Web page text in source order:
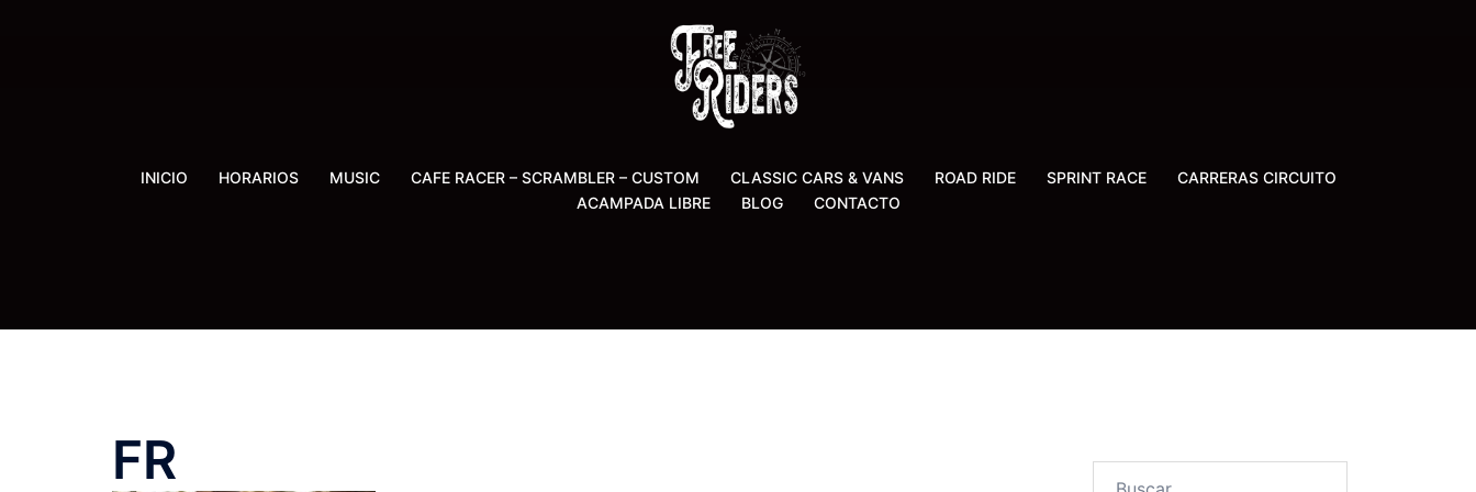
INICIO HORARIOS MUSIC CAFE RACER – SCRAMBLER – CUSTOM CLASSIC CARS & VANS ROAD RIDE SPRINT RACE
CARRERAS CIRCUITO
ACAMPADA LIBRE
BLOG CONTACTO
FR